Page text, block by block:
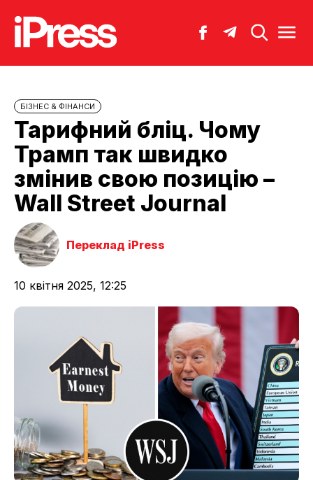
БІЗНЕС & ФІНАНСИ
Тарифний бліц. Чому
Трамп так швидко
змінив свою позицію –
Wall Street Journal
Переклад iPress
10 квітня 2025, 12:25